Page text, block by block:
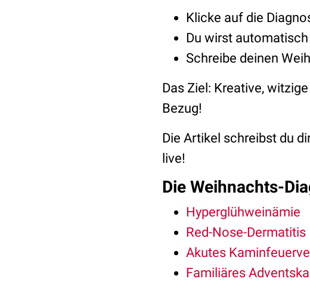
Klicke auf die
Du wirst
Schreibe deinen
Das Ziel: Kreative,
Bezug!
Die Artikel schreibst du
live!
Die Weihnachts-
Hyperglühweinämie
Red-Nose-Dermatitis
Akutes
Familiäres